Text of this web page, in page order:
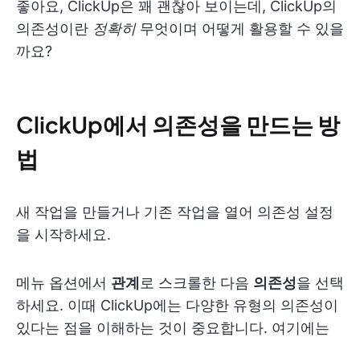
좋아요, ClickUp은 꽤 괜찮아 보이는데, ClickUp의
의존성이란 정확히무엇이며 어떻게 활용할 수 있을
까요?
ClickUp에서 의존성을 만드는 방
법
새 작업을 만들거나 기존 작업을 열어 의존성 설정
을 시작하세요.
메뉴 옵션에서 관계 로 스크롤한 다음 의존성을 선택
하세요. 이때 ClickUp에는 다양한 유형의 의존성이
있다는 점을 이해하는 것이 중요합니다. 여기에는